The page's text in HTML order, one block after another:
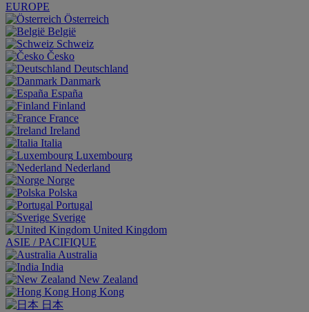
EUROPE
Österreich
België
Schweiz
Česko
Deutschland
Danmark
España
Finland
France
Ireland
Italia
Luxembourg
Nederland
Norge
Polska
Portugal
Sverige
United Kingdom
ASIE / PACIFIQUE
Australia
India
New Zealand
Hong Kong
日本